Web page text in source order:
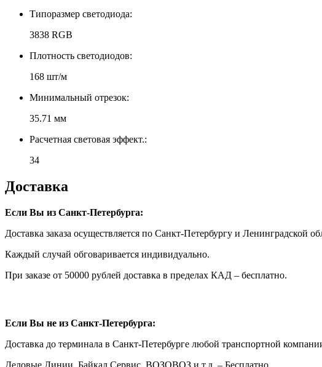
Типоразмер светодиода:
3838 RGB
Плотность светодиодов:
168 шт/м
Минимальный отрезок:
35.71 мм
Расчетная световая эффект.:
34
Доставка
Если Вы из Санкт-Петербурга:
Доставка заказа осуществляется по Санкт-Петербургу и Ленинградской
Каждый случай обговаривается индивидуально.
При заказе от 50000 рублей доставка в пределах КАД – бесплатно.
Если Вы не из Санкт-Петербурга:
Доставка до терминала в Санкт-Петербурге любой транспортной
Деловые Линии, Байкал Сервис, ВОЗОВОЗ и т.д. – Бесплатно